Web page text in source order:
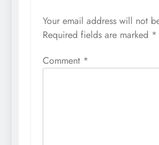
Your email address will not
Required fields are marked *
Comment *